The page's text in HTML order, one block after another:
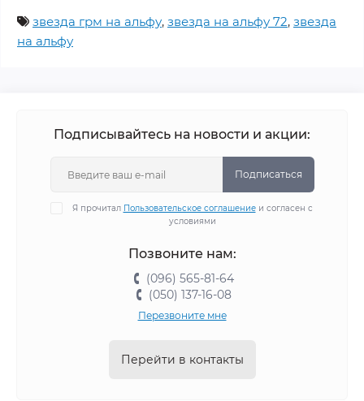
звезда грм на альфу, звезда на альфу 72, звезда
на альфу
Подписывайтесь на новости и акции:
Подписаться
Я прочитал Пользовательское соглашениеи согласен с
условиями
Позвоните нам:
(096) 565-81-64
(050) 137-16-08
Перезвоните мне
Перейти в контакты